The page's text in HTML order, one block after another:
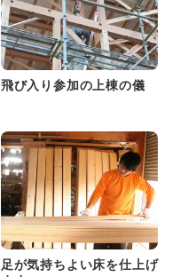
飛び入り参加の上棟の儀
足が気持ちよい床を仕上げ